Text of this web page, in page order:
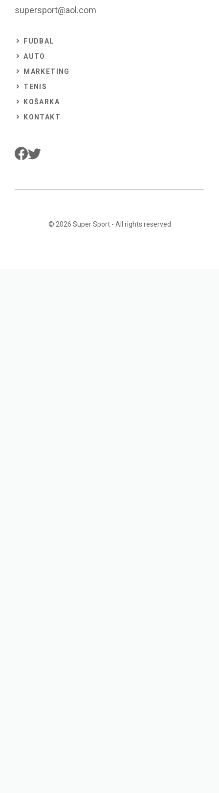
supersport@aol.com
FUDBAL
AUTO
MARKETING
TENIS
KOŠARKA
KONTAKT
© 2026 Super Sport- All rights reserved